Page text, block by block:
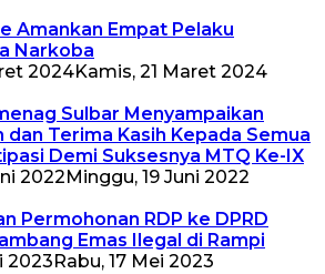
Amankan Empat Pelaku
Narkoba
2024Kamis, 21 Maret 2024
Sulbar Menyampaikan
dan Terima Kasih Kepada Semua
Demi Suksesnya MTQ Ke-IX
2022 Minggu, 19 Juni 2022
Permohonan RDP ke DPRD
Emas Ilegal di Rampi
2023 Rabu, 17 Mei 2023